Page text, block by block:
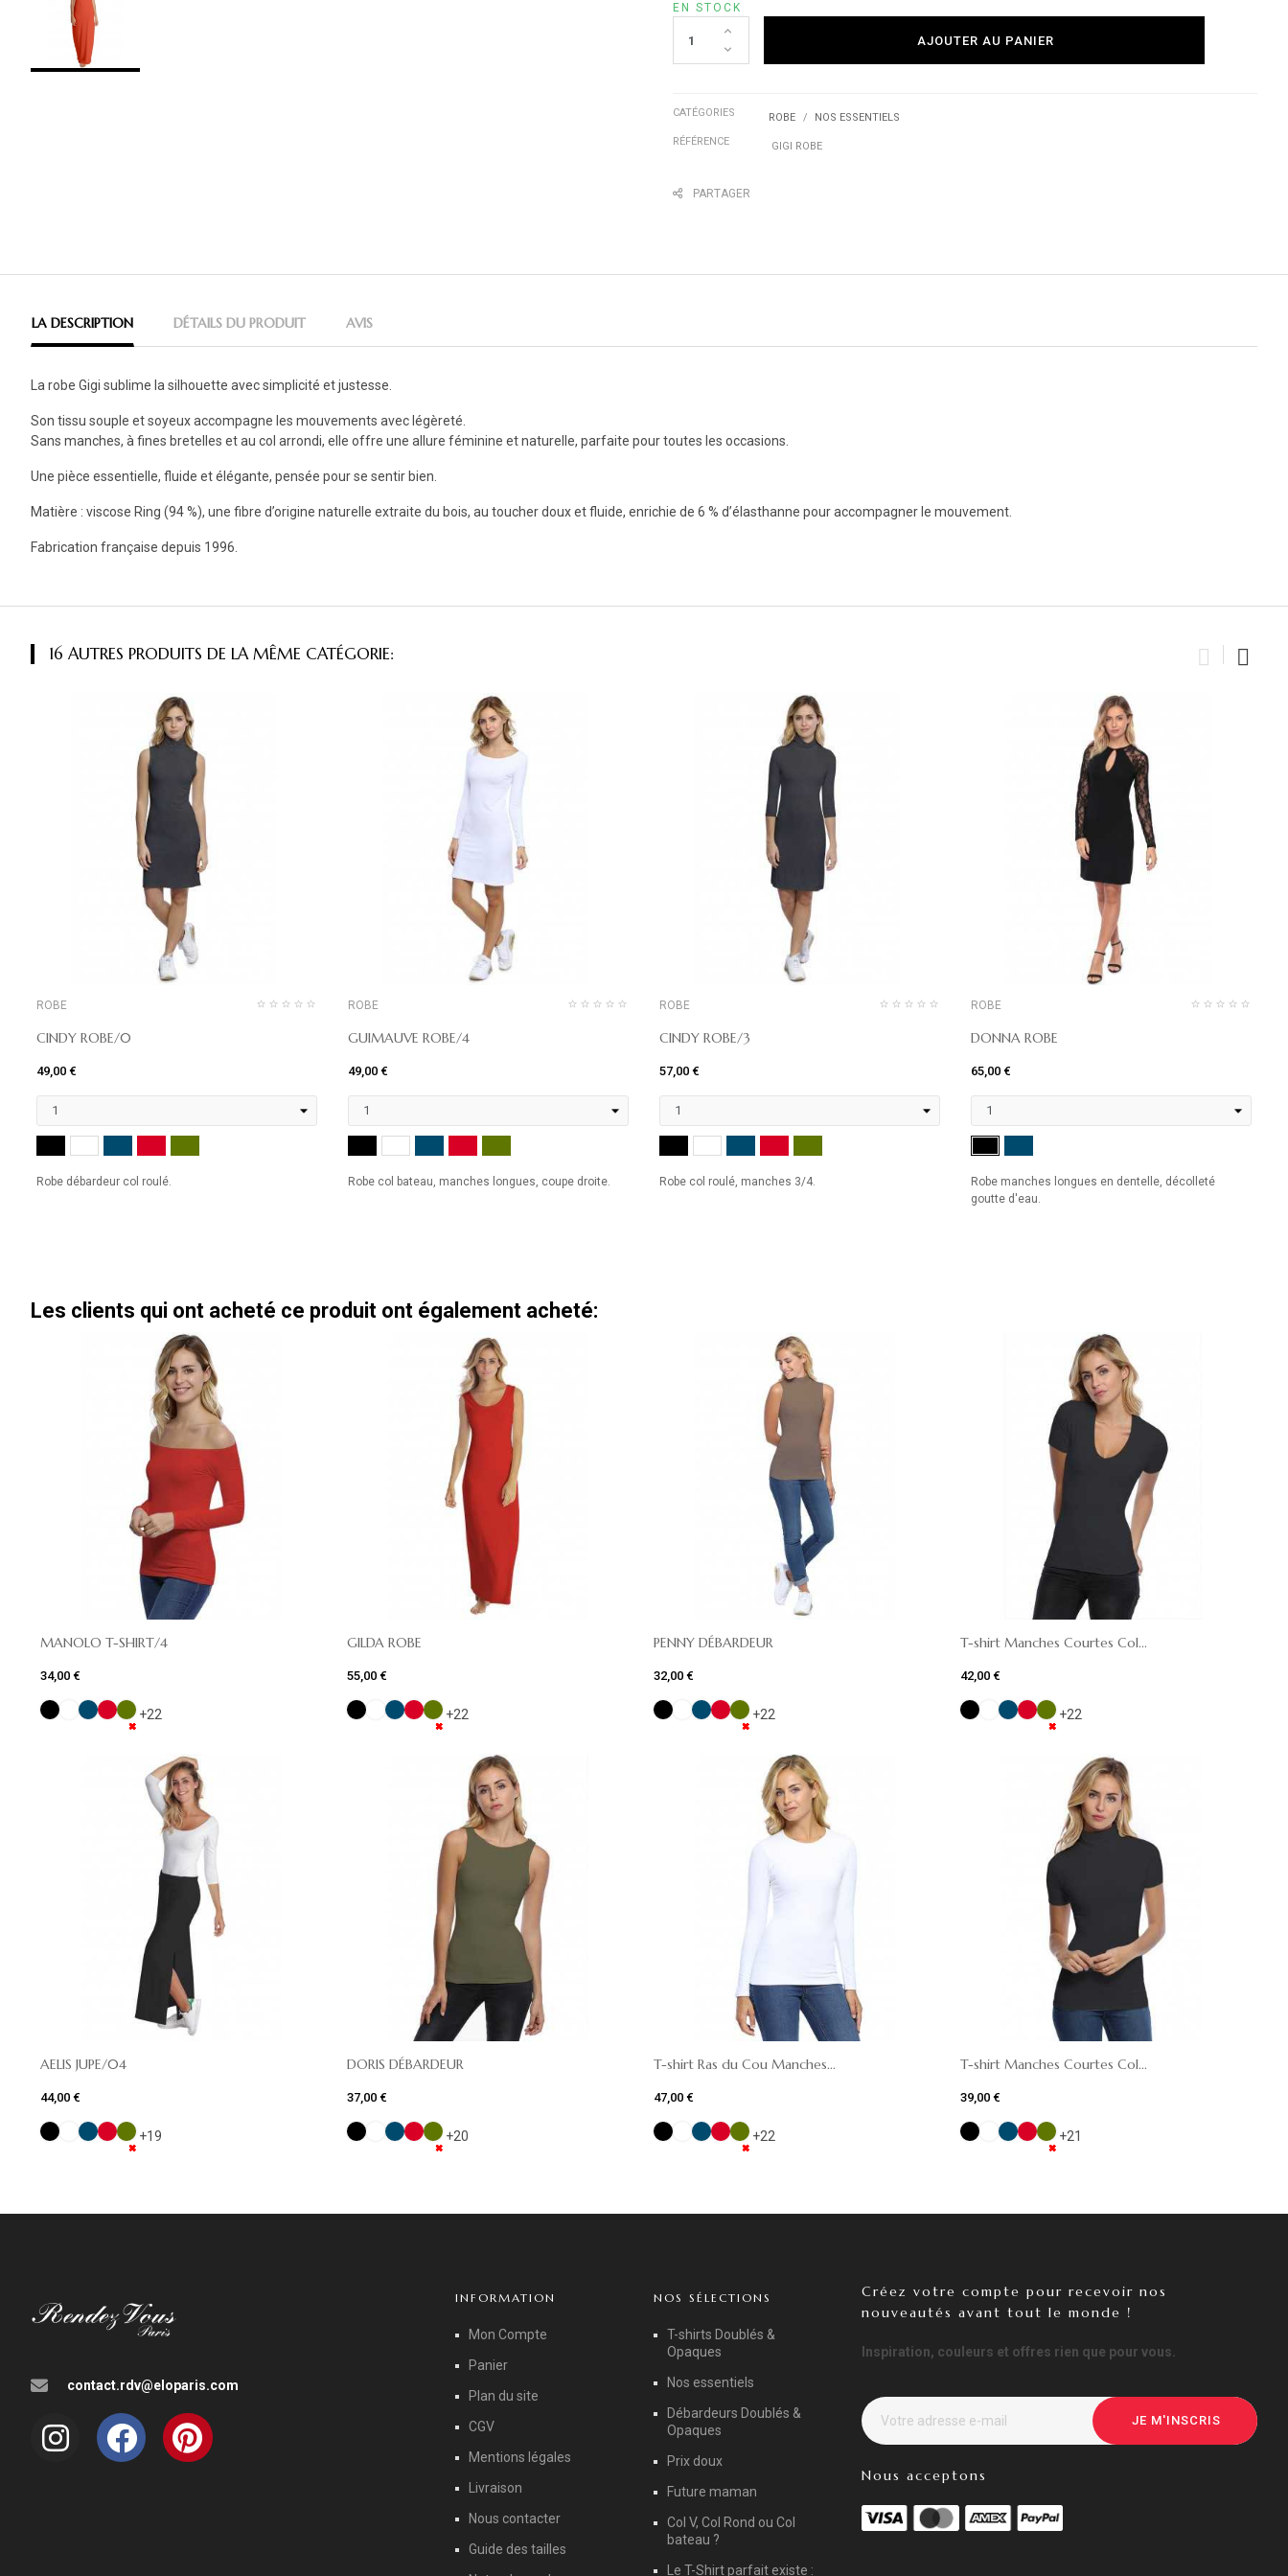
EN STOCK
AJOUTER AU PANIER
CATÉGORIES ROBE
NOS ESSENTIELS
RÉFÉRENCE
GIGI ROBE
PARTAGER
LA DESCRIPTION DÉTAILS DU PRODUIT AVIS
La robe Gigi sublime la silhouette avec simplicité et justesse.
Son tissu souple et soyeux accompagne les mouvements avec légèreté.
Sans manches, à fines bretelles et au col arrondi, elle offre une allure féminine et naturelle, parfaite pour toutes les occasions.
Une pièce essentielle, fluide et élégante, pensée pour se sentir bien.
Matière : viscose Ring (94 %), une fibre d’origine naturelle extraite du bois, au toucher doux et fluide, enrichie de 6 % d’élasthanne pour accompagner le mouvement.
Fabrication française depuis 1996.
16 AUTRES PRODUITS DE LA MÊME CATÉGORIE:
ROBE
CINDY ROBE/0
49,00 €
Robe débardeur col roulé.
ROBE
GUIMAUVE ROBE/4
49,00 €
Robe col bateau, manches longues, coupe droite.
ROBE
CINDY ROBE/3
57,00 €
Robe col roulé, manches 3/4.
ROBE
DONNA ROBE
65,00 €
Robe manches longues en dentelle, décolleté
goutte d'eau.
Les clients qui ont acheté ce produit ont également acheté:
MANOLO T-SHIRT/4
34,00 €
✖
✖
✖
✖
✖
✖
✖
✖
✖
✖
+22
GILDA ROBE
55,00 €
✖
✖
✖
✖
✖
✖
✖
✖
✖
✖
+22
PENNY DÉBARDEUR
32,00 €
✖
✖
✖
✖
✖
✖
✖
✖
✖
✖
+22
T-shirt Manches Courtes Col...
42,00 €
✖
✖
✖
✖
✖
✖
✖
✖
✖
✖
+22
AELIS JUPE/04
44,00 €
✖
✖
✖
✖
✖
✖
✖
✖
✖
+19
DORIS DÉBARDEUR
37,00 €
✖
✖
✖
✖
✖
✖
✖
✖
+20
T-shirt Ras du Cou Manches...
47,00 €
✖
✖
✖
✖
✖
✖
✖
✖
✖
✖
+22
T-shirt Manches Courtes Col...
39,00 €
✖
✖
✖
✖
✖
✖
✖
✖
✖
✖
+21
contact.rdv@eloparis.com
INFORMATION
Mon Compte
Panier
Plan du site
CGV
Mentions légales
Livraison
Nous contacter
Guide des tailles
NOS SÉLECTIONS
T-shirts Doublés &
Opaques
Nos essentiels
Débardeurs Doublés &
Opaques
Prix doux
Future maman
Col V, Col Rond ou Col
bateau ?
Le T-Shirt parfait existe :
Créez votre compte pour recevoir nos
nouveautés avant tout le monde !
Inspiration, couleurs et offres rien que pour vous.
JE M'INSCRIS
Nous acceptons